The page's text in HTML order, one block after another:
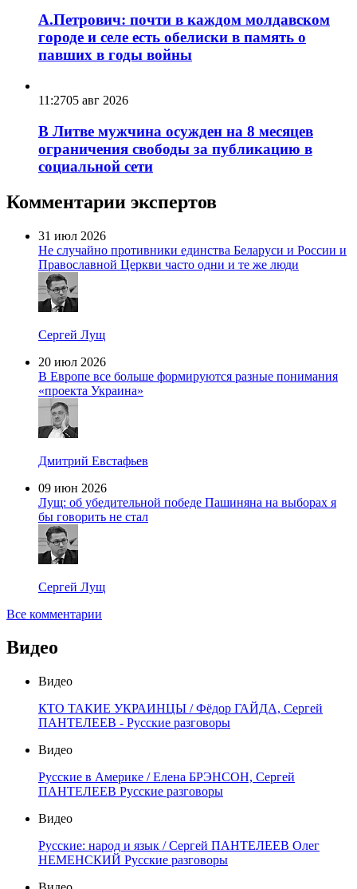
А.Петрович: почти в каждом молдавском
городе и селе есть обелиски в память о
павших в годы войны
11:2705 авг 2026
В Литве мужчина осужден на 8 месяцев
ограничения свободы за публикацию в
социальной сети
Комментарии экспертов
31 июл 2026
Не случайно противники единства Беларуси и России и
Православной Церкви часто одни и те же люди
Сергей Лущ
20 июл 2026
В Европе все больше формируются разные понимания
«проекта Украина»
Дмитрий Евстафьев
09 июн 2026
Лущ: об убедительной победе Пашиняна на выборах я
бы говорить не стал
Сергей Лущ
Все комментарии
Видео
Видео
КТО ТАКИЕ УКРАИНЦЫ / Фёдор ГАЙДА, Сергей
ПАНТЕЛЕЕВ - Русские разговоры
Видео
Русские в Америке / Елена БРЭНСОН, Сергей
ПАНТЕЛЕЕВ Русские разговоры
Видео
Русские: народ и язык / Сергей ПАНТЕЛЕЕВ Олег
НЕМЕНСКИЙ Русские разговоры